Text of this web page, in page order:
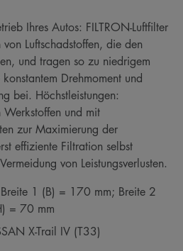
Ihres Autos: FILTRON-Luftfilter
Luftschadstoffen, die den
und tragen so zu niedrigem
Drehmoment und
bei. Höchstleistungen:
Werkstoffen und mit
zur Maximierung der
effiziente Filtration selbst
von Leistungsverlusten.
1 (B) = 170 mm; Breite 2
= 70 mm
X-Trail IV (T33)